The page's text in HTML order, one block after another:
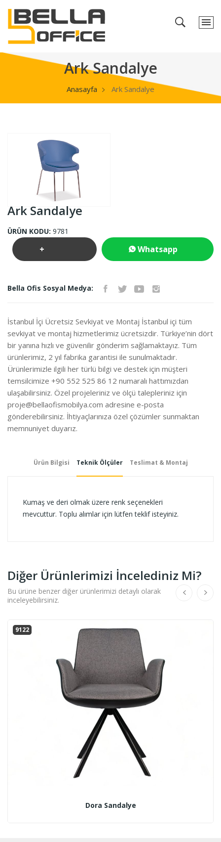
Ark Sandalye
Anasayfa Ark Sandalye
Ark Sandalye
ÜRÜN KODU: 9781
+ Whatsapp
Bella Ofis Sosyal Medya:
İstanbul İçi Ücretsiz Sevkiyat ve Montaj İstanbul içi tüm
sevkiyat ve montaj hizmetlerimiz ücretsizdir. Türkiye’nin dört
bir yanına hızlı ve güvenilir gönderim sağlamaktayız. Tüm
ürünlerimiz, 2 yıl fabrika garantisi ile sunulmaktadır.
Ürünlerimizle ilgili her türlü bilgi ve destek için müşteri
temsilcimize +90 552 525 86 12 numaralı hattımızdan
ulaşabilirsiniz. Özel projeleriniz ve ölçü talepleriniz için
proje@bellaofismobilya.com adresine e-posta
gönderebilirsiniz. İhtiyaçlarınıza özel çözümler sunmaktan
memnuniyet duyarız.
Ürün Bilgisi Teknik Ölçüler Teslimat & Montaj
Kumaş ve deri olmak üzere renk seçenekleri
mevcuttur. Toplu alımlar için lütfen teklif isteyiniz.
Diğer Ürünlerimizi İncelediniz Mi?
Bu ürüne benzer diğer ürünlerimizi detaylı olarak
inceleyebilirsiniz.
9122
Dora Sandalye